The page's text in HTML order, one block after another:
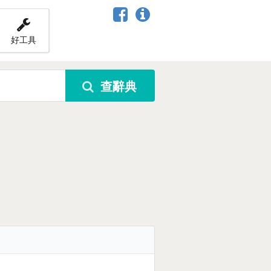
好工具
查辭典